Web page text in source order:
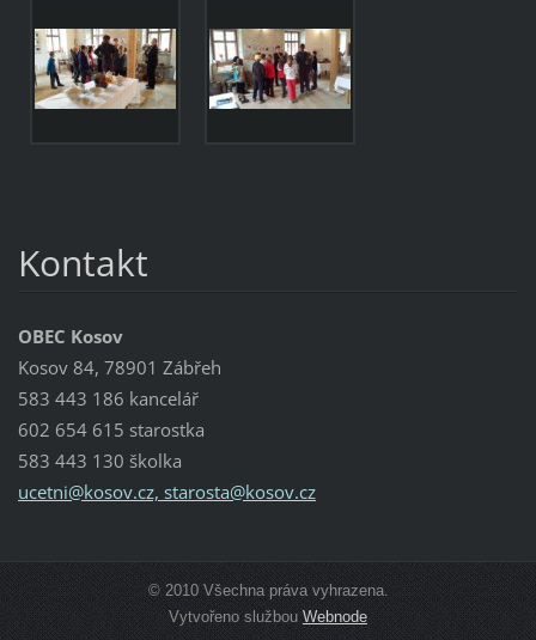
Kontakt
OBEC Kosov
Kosov 84, 78901 Zábřeh
583 443 186 kancelář
602 654 615 starostka
583 443 130 školka
ucetni@kosov.cz, starosta@kosov.cz
© 2010 Všechna práva vyhrazena.
Vytvořeno službouWebnode